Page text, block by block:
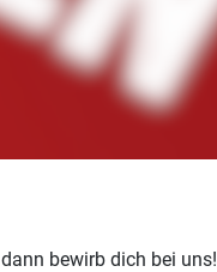
bewirb dich bei uns!